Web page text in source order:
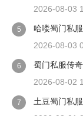
2026-08-03
5
哈喽蜀门私
2026-08-03
6
蜀门私服传
2026-08-02
7
土豆蜀门私